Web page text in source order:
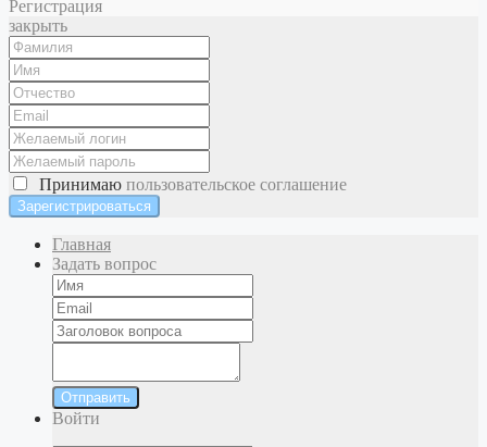
Регистрация
закрыть
Принимаю пользовательское соглашение
Главная
Задать вопрос
Отправить
Войти